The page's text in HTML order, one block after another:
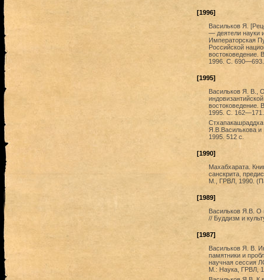
[1996]
Васильков Я.
— деятели науки
Императорская
Российской
востоковедение.
1996. С. 690—693.
[1995]
Васильков Я. В.,
востоковедение.
1995. С. 162—171.
Я.В.Василькова и
1995. 512 с.
[1990]
Махабхарата.
санскрита,
М., ГРВЛ, 1990.
[1989]
Васильков Я.В. О
// Буддизм и
[1987]
Васильков Я. В.
памятники и
научная сессия
М.: Наука, ГРВЛ,